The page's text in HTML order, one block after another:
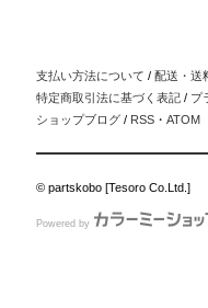
支払い方法について / 配送・送
特定商取引法に基づく表記 / プ
ショップブログ / RSS ・ATOM
© partskobo [Tesoro Co.Ltd.]
Powered by